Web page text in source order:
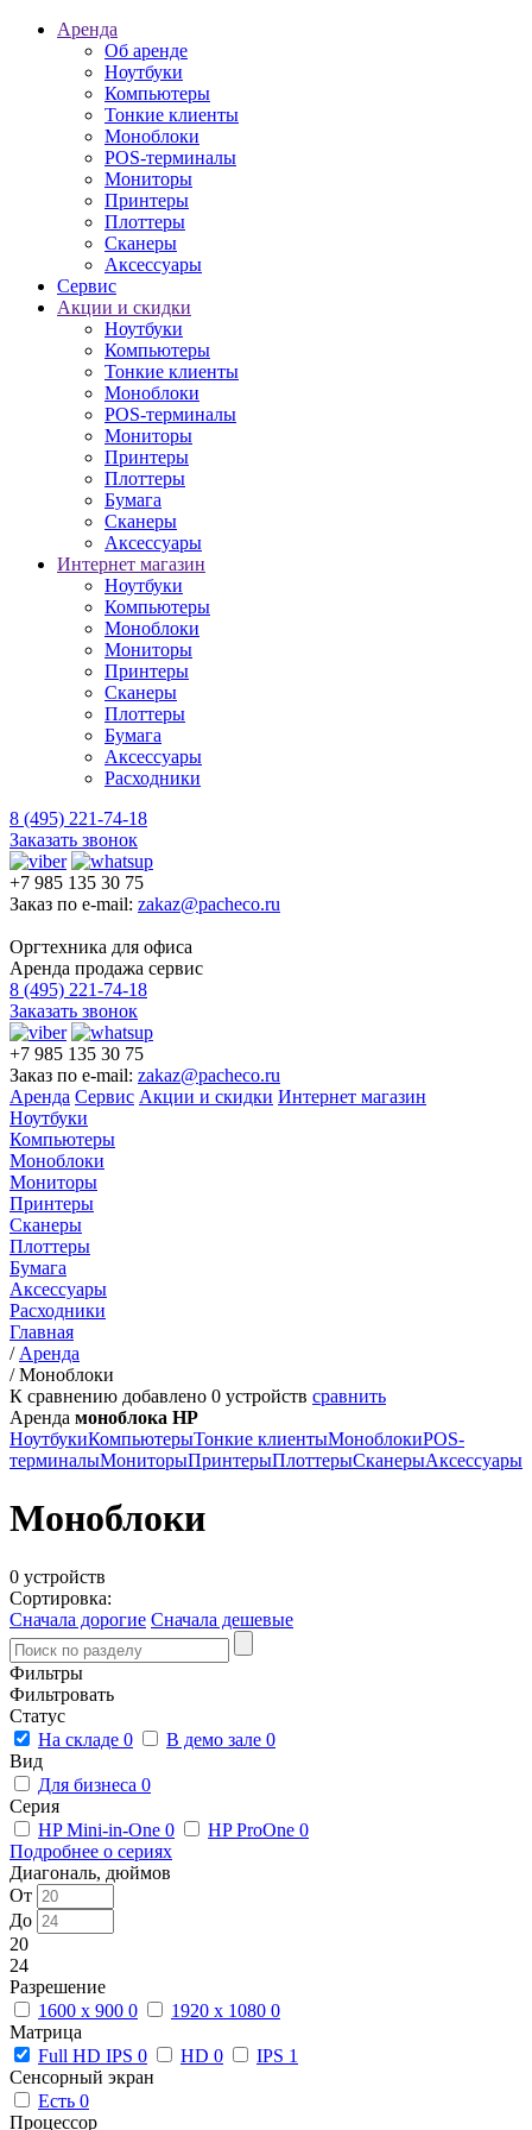
Аренда
Об аренде
Ноутбуки
Компьютеры
Тонкие клиенты
Моноблоки
POS-терминалы
Мониторы
Принтеры
Плоттеры
Сканеры
Аксессуары
Сервис
Акции и скидки
Ноутбуки
Компьютеры
Тонкие клиенты
Моноблоки
POS-терминалы
Мониторы
Принтеры
Плоттеры
Бумага
Сканеры
Аксессуары
Интернет магазин
Ноутбуки
Компьютеры
Моноблоки
Мониторы
Принтеры
Сканеры
Плоттеры
Бумага
Аксессуары
Расходники
8 (495) 221-74-18
Заказать звонок
+7 985 135 30 75
Заказ по e-mail: zakaz@pacheco.ru
Оргтехника для офиса
Аренда продажа сервис
8 (495) 221-74-18
Заказать звонок
+7 985 135 30 75
Заказ по e-mail: zakaz@pacheco.ru
Аренда Сервис Акции и скидки Интернет магазин
Ноутбуки
Компьютеры
Моноблоки
Мониторы
Принтеры
Сканеры
Плоттеры
Бумага
Аксессуары
Расходники
Главная
/ Аренда
/Моноблоки
К сравнению добавлено 0 устройств сравнить
Аренда моноблока HP
НоутбукиКомпьютерыТонкие клиентыМоноблокиPOS-
терминалыМониторыПринтерыПлоттерыСканерыАксессуары
Моноблоки
0 устройств
Сортировка:
Сначала дорогие Сначала дешевые
Фильтры
Фильтровать
Статус
На складе 0 В демо зале 0
Вид
Для бизнеса 0
Серия
HP Mini-in-One 0 HP ProOne 0
Подробнее о сериях
Диагональ, дюймов
От
До
20
24
Разрешение
1600 x 900 0 1920 x 1080 0
Матрица
Full HD IPS 0 HD 0 IPS 1
Сенсорный экран
Есть 0
Процессор